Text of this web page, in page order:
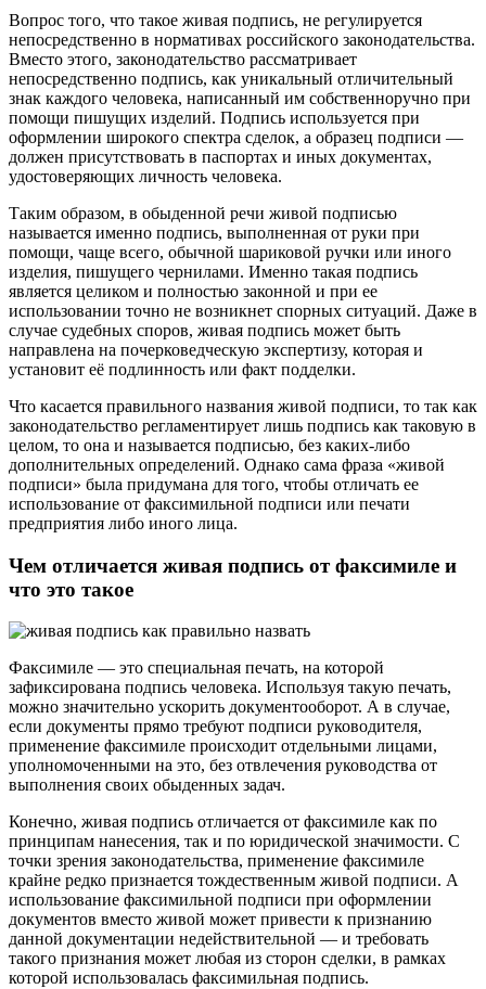
Вопрос того, что такое живая подпись, не регулируется
непосредственно в нормативах российского законодательства.
Вместо этого, законодательство рассматривает
непосредственно подпись, как уникальный отличительный
знак каждого человека, написанный им собственноручно при
помощи пишущих изделий. Подпись используется при
оформлении широкого спектра сделок, а образец подписи —
должен присутствовать в паспортах и иных документах,
удостоверяющих личность человека.
Таким образом, в обыденной речи живой подписью
называется именно подпись, выполненная от руки при
помощи, чаще всего, обычной шариковой ручки или иного
изделия, пишущего чернилами. Именно такая подпись
является целиком и полностью законной и при ее
использовании точно не возникнет спорных ситуаций. Даже в
случае судебных споров, живая подпись может быть
направлена на почерковедческую экспертизу, которая и
установит её подлинность или факт подделки.
Что касается правильного названия живой подписи, то так как
законодательство регламентирует лишь подпись как таковую в
целом, то она и называется подписью, без каких-либо
дополнительных определений. Однако сама фраза «живой
подписи» была придумана для того, чтобы отличать ее
использование от факсимильной подписи или печати
предприятия либо иного лица.
Чем отличается живая подпись от факсимиле и
что это такое
Факсимиле — это специальная печать, на которой
зафиксирована подпись человека. Используя такую печать,
можно значительно ускорить документооборот. А в случае,
если документы прямо требуют подписи руководителя,
применение факсимиле происходит отдельными лицами,
уполномоченными на это, без отвлечения руководства от
выполнения своих обыденных задач.
Конечно, живая подпись отличается от факсимиле как по
принципам нанесения, так и по юридической значимости. С
точки зрения законодательства, применение факсимиле
крайне редко признается тождественным живой подписи. А
использование факсимильной подписи при оформлении
документов вместо живой может привести к признанию
данной документации недействительной — и требовать
такого признания может любая из сторон сделки, в рамках
которой использовалась факсимильная подпись.